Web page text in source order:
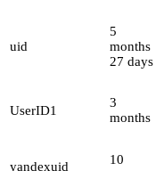
uid
5
months
27 days
UserID1
3
months
yandexuid
10